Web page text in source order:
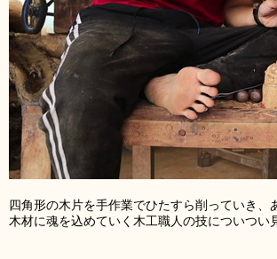
四角形の木片を手作業でひたすら削っていき
木材に魂を込めていく木工職人の技についつい